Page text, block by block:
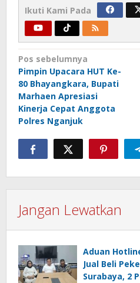
Ikuti Kami Pada
Navigasi
pos
Pos sebelumnya
Pimpin Upacara HUT Ke-
80 Bhayangkara, Bupati
Marhaen Apresiasi
Kinerja Cepat Anggota
Polres Nganjuk
Jangan Lewatkan
Aduan
Jual Beli
Surabaya, 2